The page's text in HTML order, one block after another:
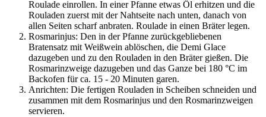
Roulade einrollen. In einer Pfanne etwas Öl erhitzen und die
Rouladen zuerst mit der Nahtseite nach unten, danach von
allen Seiten scharf anbraten. Roulade in einen Bräter legen.
Rosmarinjus: Den in der Pfanne zurückgebliebenen
Bratensatz mit Weißwein ablöschen, die Demi Glace
dazugeben und zu den Rouladen in den Bräter gießen. Die
Rosmarinzweige dazugeben und das Ganze bei 180 °C im
Backofen für ca. 15 - 20 Minuten garen.
Anrichten: Die fertigen Rouladen in Scheiben schneiden und
zusammen mit dem Rosmarinjus und den Rosmarinzweigen
servieren.